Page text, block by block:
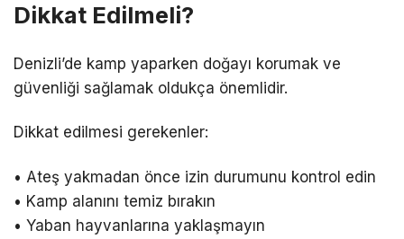
Dikkat Edilmeli?
Denizli’de kamp yaparken doğayı korumak ve
güvenliği sağlamak oldukça önemlidir.
Dikkat edilmesi gerekenler:
• Ateş yakmadan önce izin durumunu kontrol edin
• Kamp alanını temiz bırakın
• Yaban hayvanlarına yaklaşmayın